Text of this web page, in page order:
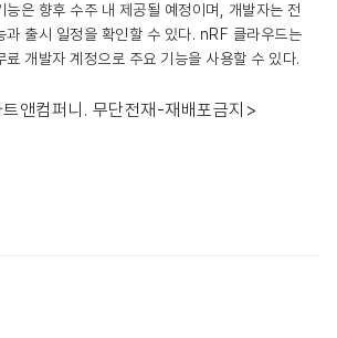
능은 향후 수주 내 제공될 예정이며, 개발자는 전
과 출시 일정을 확인할 수 있다. nRF 클라우드는
료 개발자 계정으로 주요 기능을 사용할 수 있다.
앤컴퍼니. 무단전재-재배포금지>